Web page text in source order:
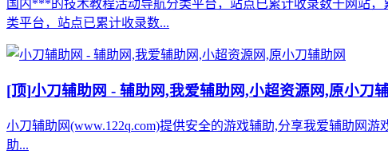
国内***的技术教程活动导航分类平台，站点已累计收录数千网站
类平台，站点已累计收录数...
[顶]小刀辅助网 - 辅助网,我爱辅助网,小超资源网,原小刀
小刀辅助网(www.122q.com)提供安全的游戏辅助,分享我爱辅助网
助...